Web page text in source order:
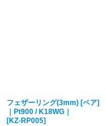
フェザーリング(3mm) [ペア]
｜Pt900 / K18WG｜
[KZ-RP005]